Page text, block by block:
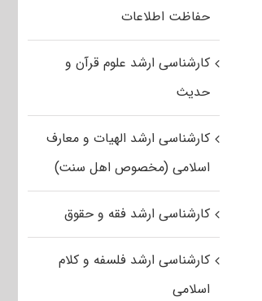
حفاظت اطلاعات
کارشناسی ارشد علوم قرآن و
حدیث
کارشناسی ارشد الهیات و معارف
اسلامی (مخصوص اهل سنت)
کارشناسی ارشد فقه و حقوق
کارشناسی ارشد فلسفه و کلام
اسلامی